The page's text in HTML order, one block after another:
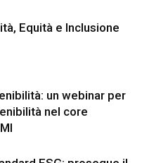
Equità e Inclusione
un webinar per
nel core